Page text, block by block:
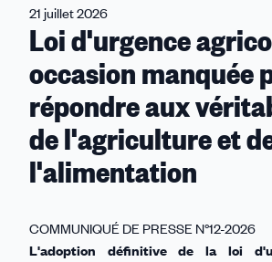
21 juillet 2026
Loi d'urgence
occasion manquée
répondre aux
de l'agriculture et
l'alimentation
COMMUNIQUÉ DE PRESSE N°12-2026
L'adoption définitive de la loi